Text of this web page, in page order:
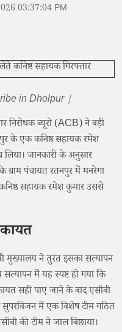
03:37:04 PM
in Dholpur |
निरोधक ब्यूरो (ACB) ने बड़ी
के एक कनिष्ठ सहायक रमेश
जानकारी के अनुसार
ग्राम पंचायत रतनपुर में मनरेगा
सहायक रमेश कुमार उससे
मुख्यालय ने तुरंत इसका सत्यापन
में यह स्पष्ट हो गया कि
सही पाए जाने के बाद एसीबी
में एक विशेष टीम गठित
की टीम ने जाल बिछाया।